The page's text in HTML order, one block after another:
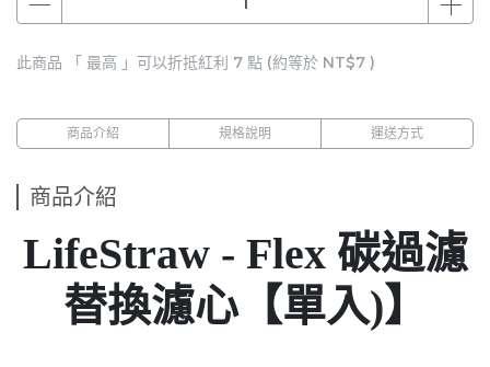
此商品 「 最高 」可以折抵紅利 7 點 (約等於 NT$7 )
商品介紹 規格說明 運送方式
商品介紹
LifeStraw - Flex 碳過濾
替換濾心【單入)】